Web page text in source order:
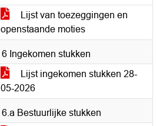
Lijst van toezeggingen en
openstaande moties
6 Ingekomen stukken
Lijst ingekomen stukken 28-
05-2026
6.a Bestuurlijke stukken